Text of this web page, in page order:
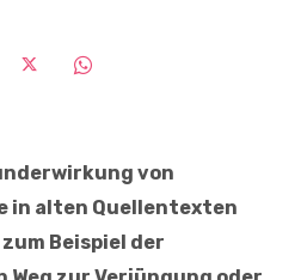
von
in alten Quellentexten
Beispiel der